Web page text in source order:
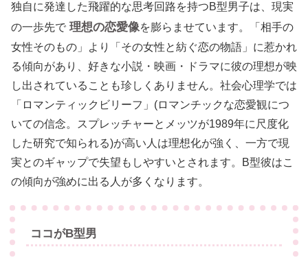
独自に発達した飛躍的な思考回路を持つB型男子は、現実
の一歩先で 理想の恋愛像を膨らませています。「相手の
女性そのもの」より「その女性と紡ぐ恋の物語」に惹かれ
る傾向があり、好きな小説・映画・ドラマに彼の理想が映
し出されていることも珍しくありません。社会心理学では
「ロマンティックビリーフ」(ロマンチックな恋愛観につ
いての信念。スプレッチャーとメッツが1989年に尺度化
した研究で知られる)が高い人は理想化が強く、一方で現
実とのギャップで失望もしやすいとされます。B型彼はこ
の傾向が強めに出る人が多くなります。
ココがB型男